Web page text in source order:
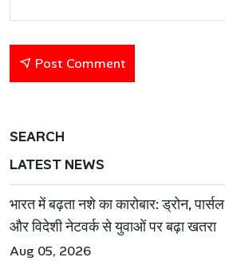
Post Comment
SEARCH
LATEST NEWS
भारत में बढ़ता नशे का कारोबार: ड्रोन, पार्सल
और विदेशी नेटवर्क से युवाओं पर बढ़ा खतरा
Aug 05, 2026